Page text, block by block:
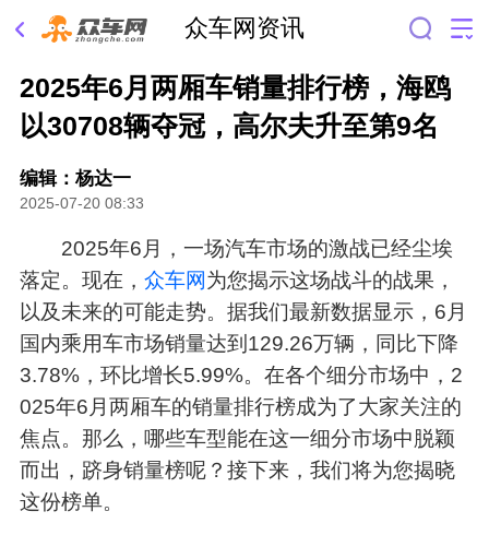
众车网资讯
2025年6月两厢车销量排行榜，海鸥
以30708辆夺冠，高尔夫升至第9名
编辑：杨达一
2025-07-20 08:33
2025年6月，一场汽车市场的激战已经尘埃
落定。现在， 众车网为您揭示这场战斗的战果，
以及未来的可能走势。据我们最新数据显示，6月
国内乘用车市场销量达到129.26万辆，同比下降
3.78%，环比增长5.99%。在各个细分市场中，2
025年6月两厢车的销量排行榜成为了大家关注的
焦点。那么，哪些车型能在这一细分市场中脱颖
而出，跻身销量榜呢？接下来，我们将为您揭晓
这份榜单。